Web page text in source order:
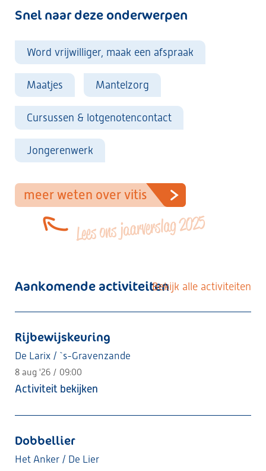
Snel naar deze onderwerpen
Word vrijwilliger, maak een afspraak
Maatjes Mantelzorg
Cursussen & lotgenotencontact
Jongerenwerk
meer weten over vitis
Lees ons jaarverslag 2025
Aankomende activiteitenBekijk alle activiteiten
Rijbewijskeuring
De Larix / `s-Gravenzande
8 aug '26 / 09:00
Activiteit bekijken
Dobbellier
Het Anker / De Lier